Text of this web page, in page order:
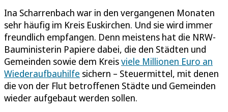
Ina Scharrenbach war in den vergangenen Monaten
sehr häufig im Kreis Euskirchen. Und sie wird immer
freundlich empfangen. Denn meistens hat die NRW-
Bauministerin Papiere dabei, die den Städten und
Gemeinden sowie dem Kreisviele Millionen Euro an
Wiederaufbauhilfe sichern – Steuermittel, mit denen
die von der Flut betroffenen Städte und Gemeinden
wieder aufgebaut werden sollen.